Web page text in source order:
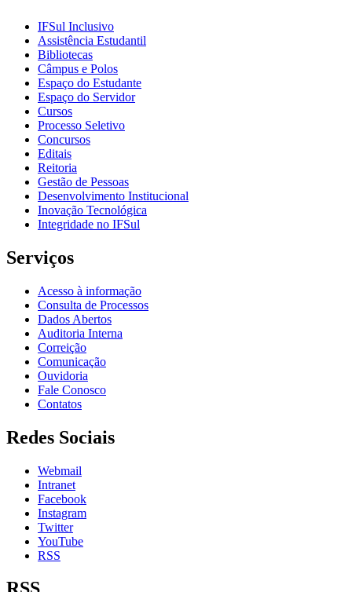
IFSul Inclusivo
Assistência Estudantil
Bibliotecas
Câmpus e Polos
Espaço do Estudante
Espaço do Servidor
Cursos
Processo Seletivo
Concursos
Editais
Reitoria
Gestão de Pessoas
Desenvolvimento Institucional
Inovação Tecnológica
Integridade no IFSul
Serviços
Acesso à informação
Consulta de Processos
Dados Abertos
Auditoria Interna
Correição
Comunicação
Ouvidoria
Fale Conosco
Contatos
Redes Sociais
Webmail
Intranet
Facebook
Instagram
Twitter
YouTube
RSS